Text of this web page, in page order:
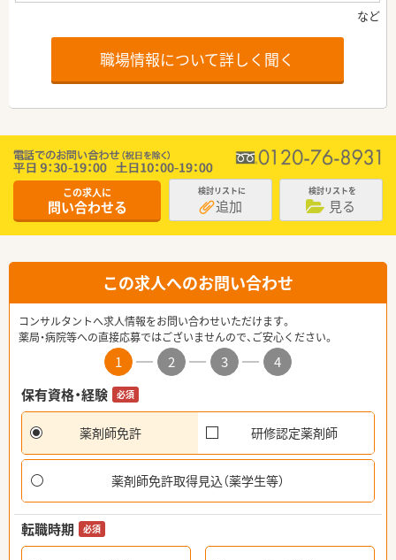
職場情報について詳しく聞く
この求人に
問い合わせる
検討リストに
追加
検討リストを
見る
この求人へのお問い合わせ
コンサルタントへ求人情報をお問い合わせいただけます。
薬局・病院等への直接応募ではございませんので、ご安心ください。
1 2 3
4
保有資格・経験
必須
薬剤師免許 研修認定薬剤師
薬剤師免許取得見込（薬学生等）
転職時期 必須